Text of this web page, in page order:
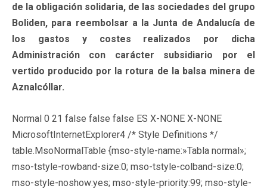
de la obligación solidaria, de las sociedades del grupo
Boliden, para reembolsar a la Junta de Andalucía de
los gastos y costes realizados por dicha
Administración con carácter subsidiario por el
vertido producido por la rotura de la balsa minera de
Aznalcóllar.
Normal 0 21 false false false ES X-NONE X-NONE
MicrosoftInternetExplorer4 /* Style Definitions */
table.MsoNormalTable {mso-style-name:»Tabla normal»;
mso-tstyle-rowband-size:0; mso-tstyle-colband-size:0;
mso-style-noshow:yes; mso-style-priority:99; mso-style-